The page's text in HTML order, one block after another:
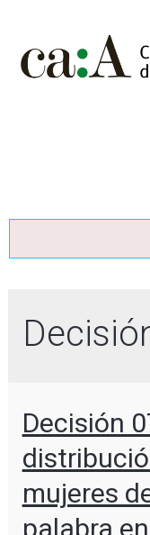
Decisión
mujeres
palabra